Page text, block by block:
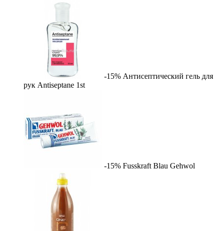
-15% Антисептический гель для
рук Antiseptane 1st
-15% Fusskraft Blau Gehwol